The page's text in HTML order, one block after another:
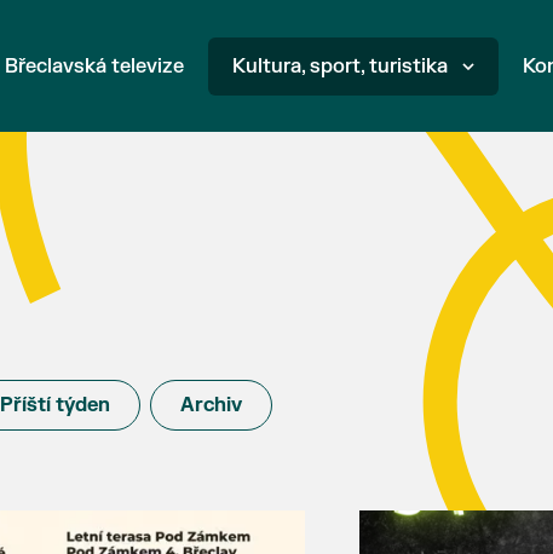
Břeclavská televize Kultura, sport, turistika
Příští týden Archiv